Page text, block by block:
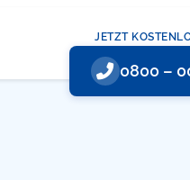
JETZT
0800 –